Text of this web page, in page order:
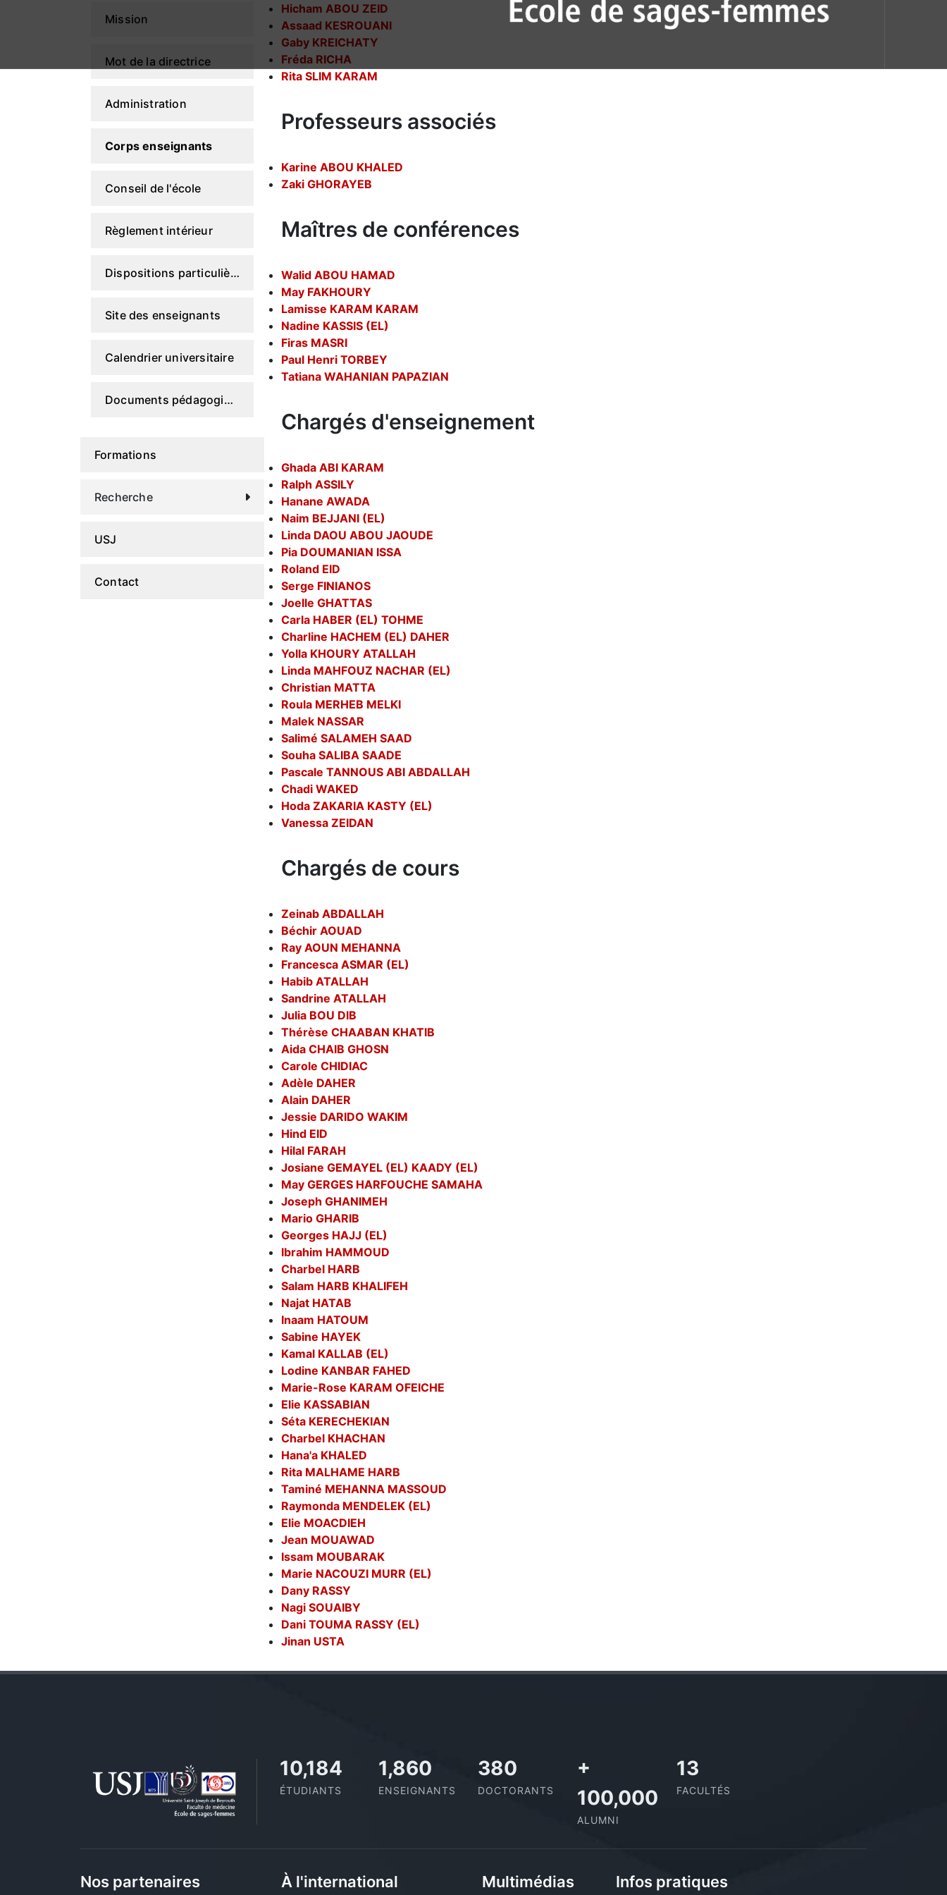
Mission
Mot de la directrice
Administration
Corps enseignants
Conseil de l'école
Règlement intérieur
Dispositions particulières du Règlement intérieur
Site des enseignants
Calendrier universitaire
Documents pédagogiques
Formations
Recherche
USJ
Contact
Hicham ABOU ZEID
Assaad KESROUANI
Gaby KREICHATY
Fréda RICHA
Rita SLIM KARAM
Professeurs associés
Karine ABOU KHALED
Zaki GHORAYEB
Maîtres de conférences
Walid ABOU HAMAD
May FAKHOURY
Lamisse KARAM KARAM
Nadine KASSIS (EL)
Firas MASRI
Paul Henri TORBEY
Tatiana WAHANIAN PAPAZIAN
Chargés d'enseignement
Ghada ABI KARAM
Ralph ASSILY
Hanane AWADA
Naim BEJJANI (EL)
Linda DAOU ABOU JAOUDE
Pia DOUMANIAN ISSA
Roland EID
Serge FINIANOS
Joelle GHATTAS
Carla HABER (EL) TOHME
Charline HACHEM (EL) DAHER
Yolla KHOURY ATALLAH
Linda MAHFOUZ NACHAR (EL)
Christian MATTA
Roula MERHEB MELKI
Malek NASSAR
Salimé SALAMEH SAAD
Souha SALIBA SAADE
Pascale TANNOUS ABI ABDALLAH
Chadi WAKED
Hoda ZAKARIA KASTY (EL)
Vanessa ZEIDAN
Chargés de cours
Zeinab ABDALLAH
Béchir AOUAD
Ray AOUN MEHANNA
Francesca ASMAR (EL)
Habib ATALLAH
Sandrine ATALLAH
Julia BOU DIB
Thérèse CHAABAN KHATIB
Aida CHAIB GHOSN
Carole CHIDIAC
Adèle DAHER
Alain DAHER
Jessie DARIDO WAKIM
Hind EID
Hilal FARAH
Josiane GEMAYEL (EL) KAADY (EL)
May GERGES HARFOUCHE SAMAHA
Joseph GHANIMEH
Mario GHARIB
Georges HAJJ (EL)
Ibrahim HAMMOUD
Charbel HARB
Salam HARB KHALIFEH
Najat HATAB
Inaam HATOUM
Sabine HAYEK
Kamal KALLAB (EL)
Lodine KANBAR FAHED
Marie-Rose KARAM OFEICHE
Elie KASSABIAN
Séta KERECHEKIAN
Charbel KHACHAN
Hana'a KHALED
Rita MALHAME HARB
Taminé MEHANNA MASSOUD
Raymonda MENDELEK (EL)
Elie MOACDIEH
Jean MOUAWAD
Issam MOUBARAK
Marie NACOUZI MURR (EL)
Dany RASSY
Nagi SOUAIBY
Dani TOUMA RASSY (EL)
Jinan USTA
11,727
ÉTUDIANTS
2,142
ENSEIGNANTS
437
DOCTORANTS
+
100,000
ALUMNI
13
FACULTÉS
Nos partenaires À l'international Multimédias Infos pratiques